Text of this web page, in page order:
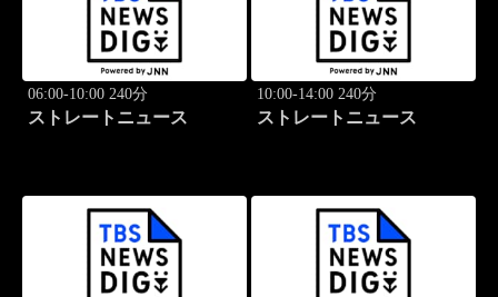
06:00-10:00 240分
ストレートニュース
10:00-14:00 240分
ストレートニュース